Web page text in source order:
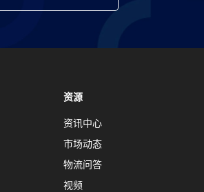
资源
资讯中心
市场动态
物流问答
视频